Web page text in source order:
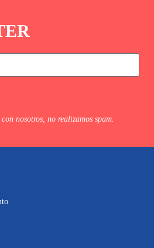
nosotros, no realizamos spam.